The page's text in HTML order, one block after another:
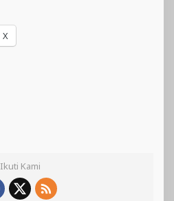
X
Ikuti Kami